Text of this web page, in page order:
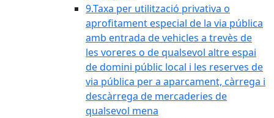
9.Taxa per utilització privativa o
aprofitament especial de la via pública
amb entrada de vehicles a trevès de
les voreres o de qualsevol altre espai
de domini públic local i les reserves de
via pública per a aparcament, càrrega i
descàrrega de mercaderies de
qualsevol mena